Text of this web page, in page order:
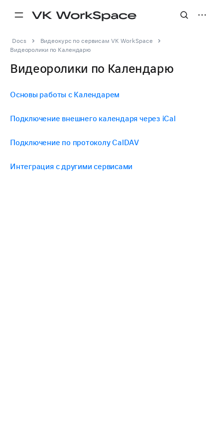
Docs
Видеокурс по сервисам VK WorkSpace
Видеоролики по Календарю
Видеоролики по Календарю
Основы работы с Календарем
Подключение внешнего календаря через iCal
Подключение по протоколу CalDAV
Интеграция с другими сервисами